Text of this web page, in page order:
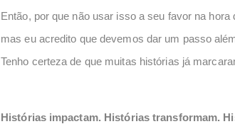
Então, por que não usar isso a seu favor na
mas eu acredito que devemos dar um passo
Tenho certeza de que muitas histórias já
Histórias impactam. Histórias transformam.